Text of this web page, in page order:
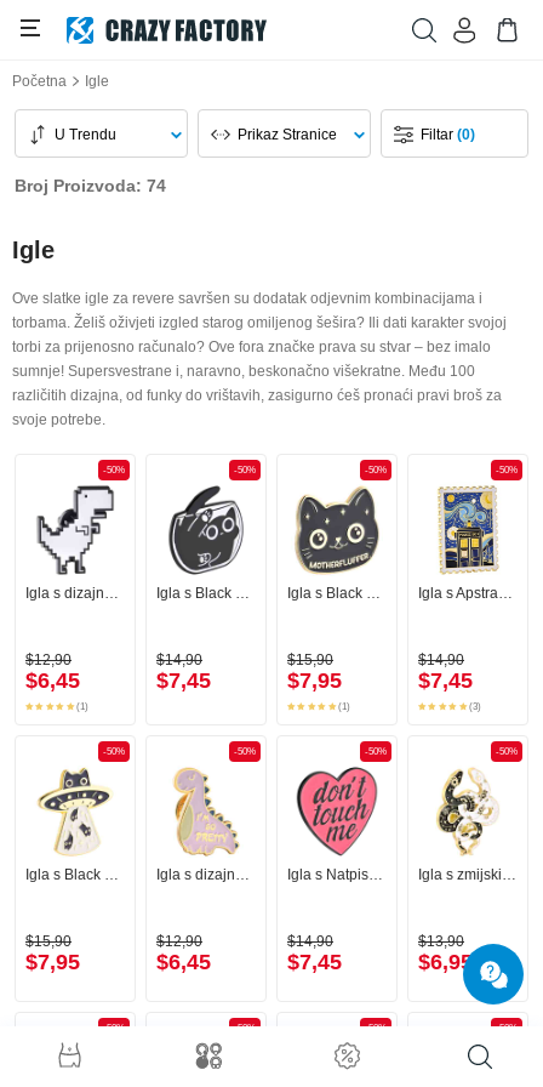
Početna Igle
U Trendu Prikaz Stranice Filtar(0)
Broj Proizvoda: 74
Igle
Ove slatke igle za revere savršen su dodatak odjevnim kombinacijama i
torbama. Želiš oživjeti izgled starog omiljenog šešira? Ili dati karakter svojoj
torbi za prijenosno računalo? Ove fora značke prava su stvar – bez imalo
sumnje! Supersvestrane i, naravno, beskonačno višekratne. Među 100
različitih dizajna, od funky do vrištavih, zasigurno ćeš pronaći pravi broš za
svoje potrebe.
-50%
Igla s dizajnom dinosaura
$12,90
$6,45
(1)
-50%
Igla s Black cat design
$14,90
$7,45
-50%
Igla s Black cat design i Natpisom "Mother fluffer"
$15,90
$7,95
(1)
-50%
Igla s Apstraktnom umjetnošću
$14,90
$7,45
(3)
-50%
$15,90
$7,95
-50%
$12,90
$6,45
-50%
$14,90
$7,45
-50%
$13,90
$6,95
-50% -50% -50% -50%